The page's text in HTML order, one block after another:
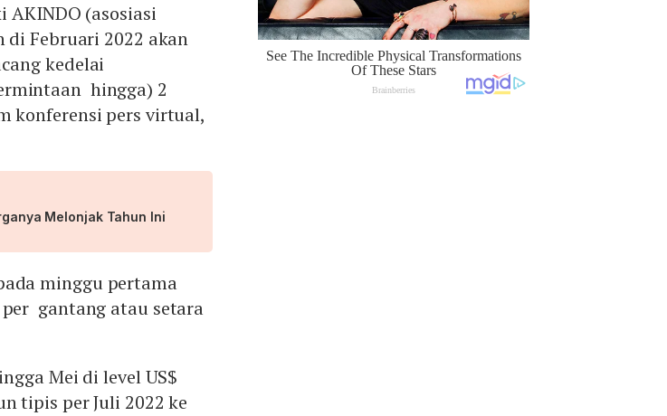
(asosiasi
Februari 2022 akan
kedelai
hingga) 2
konferensi pers virtual,
Melonjak Tahun Ini
minggu pertama
gantang atau setara
Mei di level US$
tipis per Juli 2022 ke